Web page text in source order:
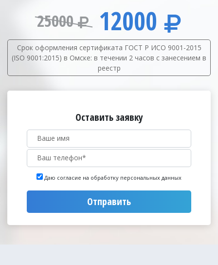
25000 12000
Срок оформления сертификата ГОСТ Р ИСО 9001-2015
(ISO 9001:2015) в Омске: в течении 2 часов с занесением в
реестр
Оставить заявку
Даю согласие на обработку персональных данных
Отправить